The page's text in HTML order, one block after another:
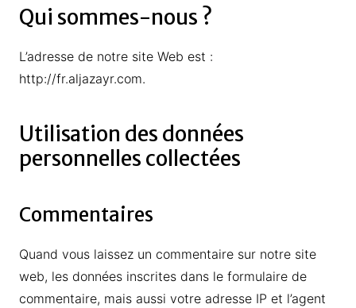
Qui sommes-nous ?
L’adresse de notre site Web est :
http://fr.aljazayr.com.
Utilisation des données
personnelles collectées
Commentaires
Quand vous laissez un commentaire sur notre site
web, les données inscrites dans le formulaire de
commentaire, mais aussi votre adresse IP et l’agent